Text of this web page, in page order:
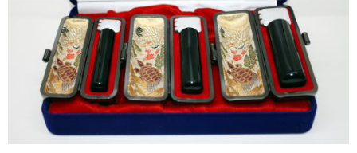
印鑑の材質
印鑑の種類
印鑑の書体
象牙印鑑の種類
印鑑ケース